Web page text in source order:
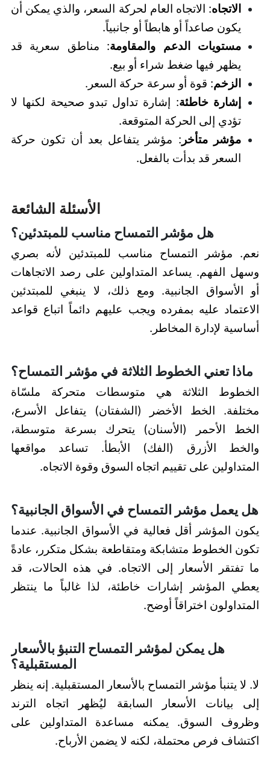
الاتجاه: الاتجاه العام لحركة السعر، والذي يمكن أن
يكون صاعداً أو هابطاً أو جانبياً.
مستويات الدعم والمقاومة: مناطق سعرية قد
يظهر فيها ضغط شراء أو بيع.
الزخم: قوة أو سرعة حركة السعر.
إشارة خاطئة: إشارة تداول تبدو صحيحة لكنها لا
تؤدي إلى الحركة المتوقعة.
مؤشر متأخر : مؤشر يتفاعل بعد أن تكون حركة
السعر قد بدأت بالفعل.
الأسئلة الشائعة
هل مؤشر التمساح مناسب للمبتدئين؟
نعم. مؤشر التمساح مناسب للمبتدئين لأنه بصري
وسهل الفهم. يساعد المتداولين على رصد الاتجاهات
أو الأسواق الجانبية. ومع ذلك، لا ينبغي للمبتدئين
الاعتماد عليه بمفرده ويجب عليهم دائماً اتباع قواعد
أساسية لإدارة المخاطر.
ماذا تعني الخطوط الثلاثة في مؤشر التمساح؟
الخطوط الثلاثة هي متوسطات متحركة ملسّاة
مختلفة. الخط الأخضر (الشفتان) يتفاعل الأسرع،
الخط الأحمر (الأسنان) يتحرك بسرعة متوسطة،
والخط الأزرق (الفك) الأبطأ. تساعد مواقعها
المتداولين على تقييم اتجاه السوق وقوة الاتجاه.
هل يعمل مؤشر التمساح في الأسواق الجانبية؟
يكون المؤشر أقل فعالية في الأسواق الجانبية. عندما
تكون الخطوط متشابكة ومتقاطعة بشكل متكرر، عادةً
ما تفتقر الأسعار إلى الاتجاه. في هذه الحالات، قد
يعطي المؤشر إشارات خاطئة، لذا غالباً ما ينتظر
المتداولون اختراقاً أوضح.
هل يمكن لمؤشر التمساح التنبؤ بالأسعار
المستقبلية؟
لا. لا يتنبأ مؤشر التمساح بالأسعار المستقبلية. إنه ينظر
إلى بيانات الأسعار السابقة ليُظهر اتجاه الترند
وظروف السوق. يمكنه مساعدة المتداولين على
اكتشاف فرص محتملة، لكنه لا يضمن الأرباح.